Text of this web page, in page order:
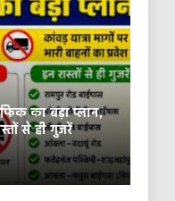
का बड़ा प्लान,
से ही गुजरें